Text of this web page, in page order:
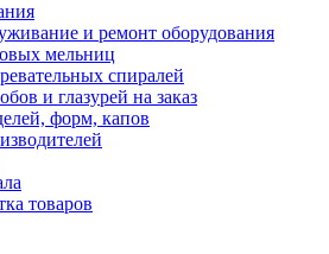
и ремонт оборудования
мельниц
спиралей
и глазурей на заказ
форм, капов
товаров